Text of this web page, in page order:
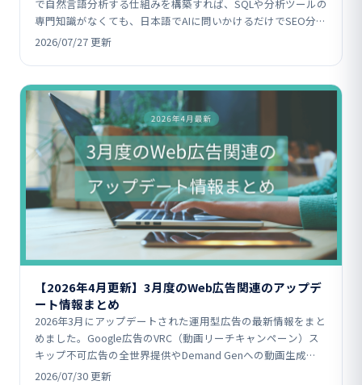
で自然言語分析する仕組みを構築すれば、SQLや分析ツールの
専門知識がなくても、日本語でAIに問いかけるだけでSEO分
析・リライト判断がで…
2026/07/27 更新
【2026年4月更新】3月度のWeb広告関連のアップデ
ート情報まとめ
2026年3月にアップデートされた運用型広告の最新情報をまと
めました。Google広告のVRC（動画リーチキャンペーン）ス
キップ不可広告の全世界提供やDemand Genへの動画生成
AI「Veo」統合、Microsoft…
2026/07/30 更新